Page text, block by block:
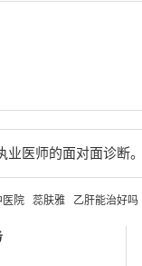
业医师的面对面诊断
医院 蕊肤雅 乙肝能治好吗